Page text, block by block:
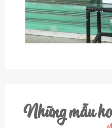
Những mẫu